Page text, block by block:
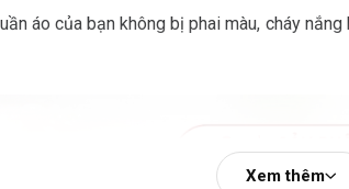
áo của bạn không bị phai màu, cháy
Xem thêm